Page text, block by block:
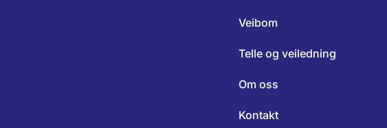
Veibom
Telle og veiledning
Om oss
Kontakt